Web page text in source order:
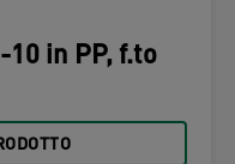
10 in PP, f.to